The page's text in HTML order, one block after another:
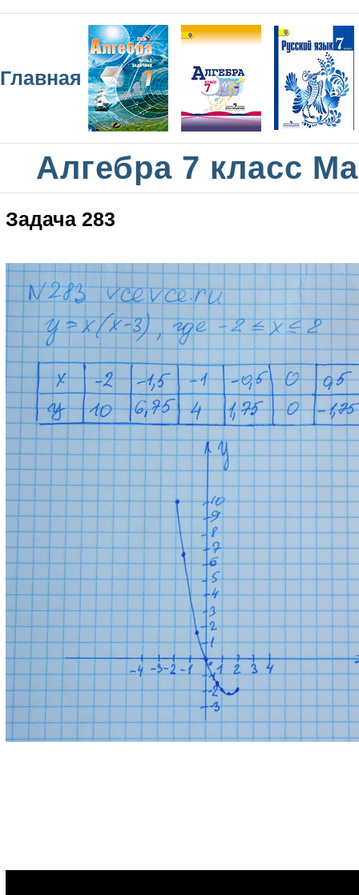
Главная
Алгебра 7 класс
Задача 283